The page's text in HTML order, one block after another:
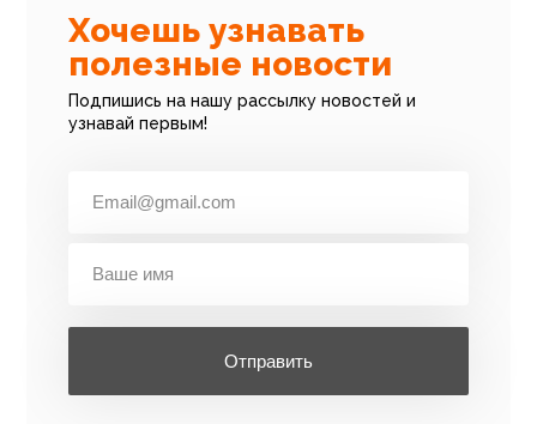
Хочешь узнавать
полезные новости
Подпишись на нашу рассылку новостей и
узнавай первым!
Отправить